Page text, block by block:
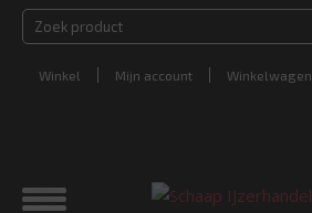
Winkel Mijn account Winkelwagen